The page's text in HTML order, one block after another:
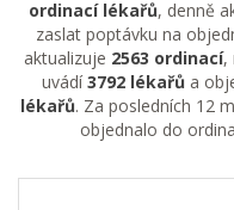
ordinací lékařů, denně
zaslat poptávku na
aktualizuje 2563 ordinací,
uvádí3792 lékařů a
lékařů. Za posledních 12
objednalo do